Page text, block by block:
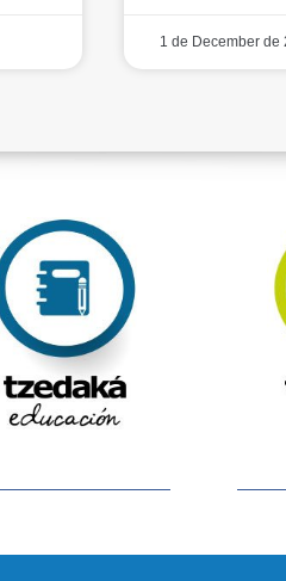
1 de December de